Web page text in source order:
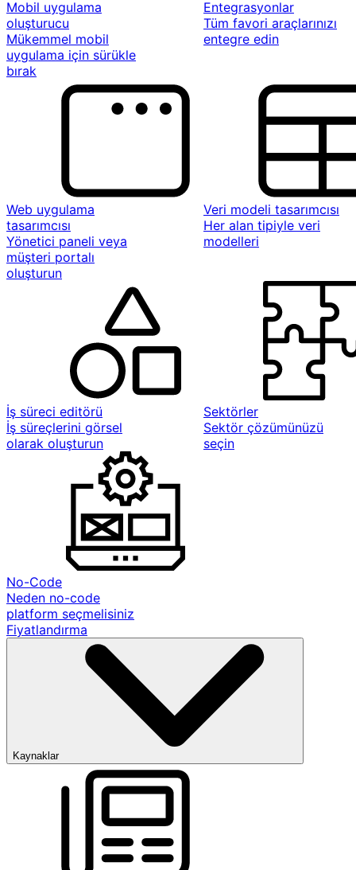
Mobil uygulama
oluşturucu
Mükemmel mobil
uygulama için sürükle
bırak
Entegrasyonlar
Tüm favori araçlarınızı
entegre edin
Web uygulama
tasarımcısı
Yönetici paneli veya
müşteri portalı
oluşturun
Veri modeli tasarımcısı
Her alan tipiyle veri
modelleri
İş süreci editörü
İş süreçlerini görsel
olarak oluşturun
Sektörler
Sektör çözümünüzü
seçin
No-Code
Neden no-code
platform seçmelisiniz
Fiyatlandırma
Kaynaklar